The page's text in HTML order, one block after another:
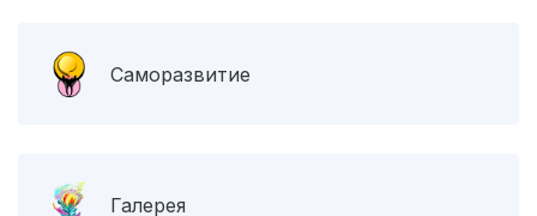
Саморазвитие
Галерея